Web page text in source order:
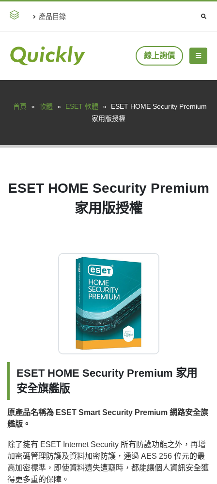
產品目錄
線上詢價
首頁 » 軟體 » ESET 軟體 »
ESET HOME Security Premium
家用版授權
ESET HOME Security Premium
家用版授權
ESET HOME Security Premium 家用
安全旗艦版
原產品名稱為 ESET Smart Security Premium 網路安全旗
艦版。
除了擁有 ESET Internet Security 所有防護功能之外，再增
加密碼管理防護及資料加密防護，通過 AES 256 位元的最
高加密標準，即使資料遺失遭竊時，都能讓個人資訊安全獲
得更多重的保障。